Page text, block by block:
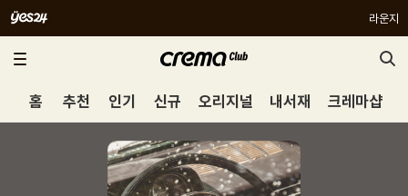
라운지
홈 추천 인기 신규 오리지널 내서재 크레마샵